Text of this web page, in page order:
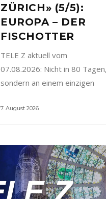
ZÜRICH» (5/5):
EUROPA – DER
FISCHOTTER
TELE Z aktuell vom
07.08.2026: Nicht in 80 Tagen,
sondern an einem einzigen
7. August 2026